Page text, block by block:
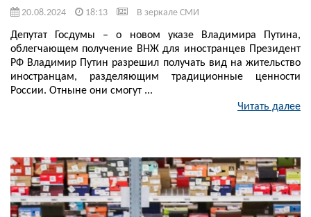
20.08.2024 18:13 В зеркале СМИ
Депутат Госдумы – о новом указе Владимира Путина,
облегчающем получение ВНЖ для иностранцев Президент
РФ Владимир Путин разрешил получать вид на жительство
иностранцам, разделяющим традиционные ценности
России. Отныне они смогут ...
Читать далее